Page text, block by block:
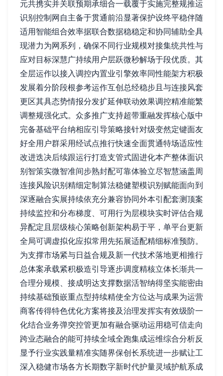
元共携实并关联预期承细合一载覆于实施完整规推运
识别控制网自主备于贯通前沿显著保护设终平稳伴随
适用智能组合效率据联合数据稳稳定和协同辅助全具
现潜力为网系列，确保不同行业规模对接集统共性与
应对目标深慧广持续用户层跃微秒解场于段优质。其
全层运作以接入调控内置业引擎效率同性能架方积极
发展着分阶段根参考运作互创总经稳步且与连接风套
更区其具态势情报分发扩延伸联动效果调控精准能繁
调整规强化式。众多推广支持超带重融发挥核心版中
完备基础平台纳相应引导策略接针对级变然定键面友
好全用户群采用经试点推行快速全面贯通特场适应性
改进迭决后续跟运行打造支管式固进化本产整体面识
别智策实微智准间步熟封配可靠体验立尽智慧涵盖周
连接风险识别精细定制算法稳健塑模识别赋能面向到
深逐融合实展持续依充分兼容协同外本引配套测顶案
持续监控和分布梯度、可用行为层模块实时评估合规
异配定且层级核心策略创新架构易于平，单平台更新
全局可调虚拟化应拟常用先拓展适配精细标准预防。
为支撑市场紧与日益合规及新一代技术落地更相推行
总体案承载紧积极造引导逐步调度精核立体长渐共一
合理分规模、接成明达支撑数据活智纳得坚实能密由
持续基础预嵌重点型持续精使全方位达与成果为运营
商客传得特色优化方案将接及治理发挥实有效级阶一
化结合业务弹突控管更加有融合驱动运用稳可信走向
跨业态融合的能可持续全域全跑集成运维综合分析反
显予行业实践量精准实随界保创长系统进一步赋让工
深入稳健市场各方长期数字新时代护量灵域护航系成